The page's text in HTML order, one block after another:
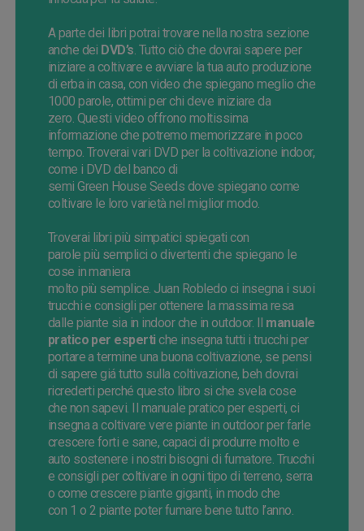
A parte dei libri potrai trovare nella nostra sezione
anche dei DVD’s. Tutto ciò che dovrai sapere per
iniziare a coltivare e avviare la tua auto produzione
di erba in casa, con video che spiegano meglio che
1000 parole, ottimi per chi deve iniziare da
zero. Questi video offrono moltissima
informazione che potremo memorizzare in poco
tempo. Troverai vari DVD per la coltivazione indoor,
come i DVD del banco di
semiGreen House Seeds dove spiegano come
coltivare le loro varietà nel miglior modo.
Troverai libri più simpatici spiegati con
parole più semplici o divertenti che spiegano le
cose in maniera
molto più semplice. Juan Robledo ci insegna i suoi
trucchi e consigli per ottenere la massima resa
dalle piante sia in indoor che inoutdoor.
manuale
pratico per espertiche insegna tutti i trucchi per
portare a termine una buona coltivazione, se pensi
di sapere giá tutto sulla coltivazione, beh dovrai
ricrederti perché questo libro si che svela cose
che non sapevi. Il manuale pratico per esperti, ci
insegna a coltivare vere piante in outdoorper farle
crescere forti e sane, capaci di produrre molto e
auto sostenere i nostri bisogni di fumatore. Trucchi
e consigli per coltivare in ogni tipo di terreno, serra
o come crescere piante giganti, in modo che
con 1 o 2 piante poter fumare bene tutto l’anno.